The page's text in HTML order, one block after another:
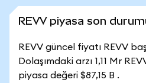
REVV piyasa son
REVV güncel fiyatı REVV
Dolaşımdaki arzı 1,11 Mr
piyasa değeri $87,15 B .